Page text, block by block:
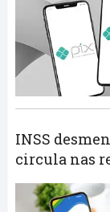
INSS
circula nas